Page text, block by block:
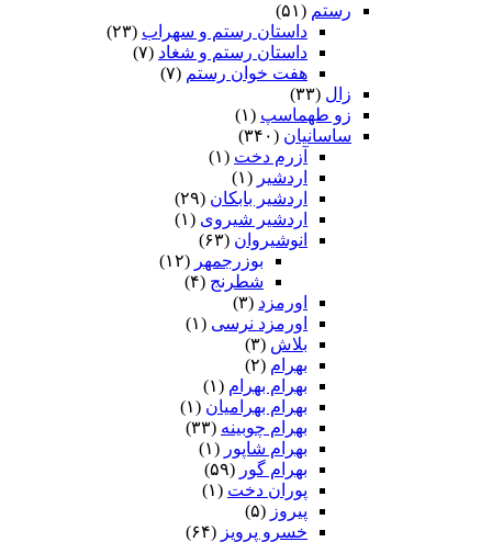
رستم (۵۱)
داستان رستم و سهراب (۲۳)
داستان رستم و شغاد (۷)
هفت خوان رستم‏ (۷)
زال (۳۳)
زو طهماسپ‏ (۱)
ساسانیان (۳۴۰)
آزرم دخت (۱)
اردشیر (۱)
اردشیر بابکان (۲۹)
اردشیر شیروی (۱)
انوشیروان (۶۳)
بوزرجمهر (۱۲)
شطرنج (۴)
اورمزد (۳)
اورمزد نرسى‏ (۱)
بلاش (۳)
بهرام (۲)
بهرام بهرام (۱)
بهرام بهرامیان‏ (۱)
بهرام چوبینه (۳۳)
بهرام شاپور (۱)
بهرام گور (۵۹)
پوران دخت (۱)
پیروز (۵)
خسرو پرویز (۶۴)